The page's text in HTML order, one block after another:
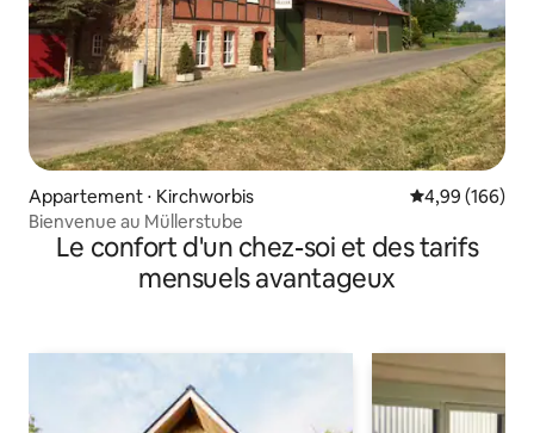
Appartement ⋅ Kirchworbis Évaluation
4,99 (166)
Bienvenue au Müllerstube
Le confort d'un chez-soi et des tarifs
mensuels avantageux